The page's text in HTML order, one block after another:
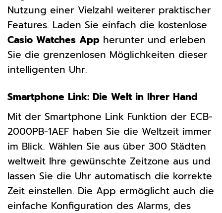
Nutzung einer Vielzahl weiterer praktischer
Features. Laden Sie einfach die kostenlose
Casio Watches App herunter und erleben
Sie die grenzenlosen Möglichkeiten dieser
intelligenten Uhr.
Smartphone Link: Die Welt in Ihrer Hand
Mit der Smartphone Link Funktion der ECB-
2000PB-1AEF haben Sie die Weltzeit immer
im Blick. Wählen Sie aus über 300 Städten
weltweit Ihre gewünschte Zeitzone aus und
lassen Sie die Uhr automatisch die korrekte
Zeit einstellen. Die App ermöglicht auch die
einfache Konfiguration des Alarms, des